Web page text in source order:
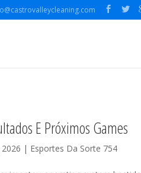
E Próximos Games
| Esportes Da Sorte 754